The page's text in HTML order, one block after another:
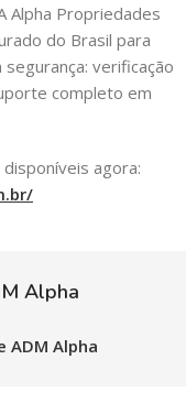
Alpha Propriedades
do Brasil para
verificação
completo em
agora:
Alpha
ADM Alpha